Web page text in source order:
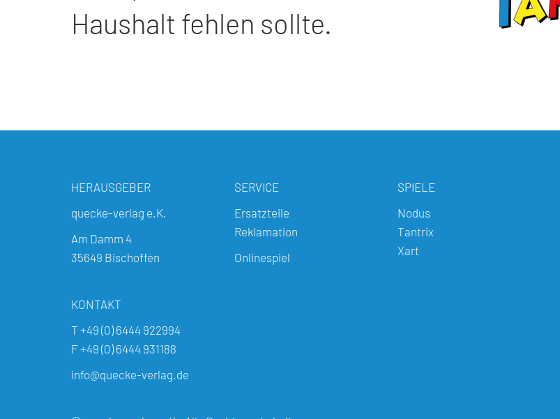
Haushalt fehlen sollte.
HERAUSGEBER
quecke-verlag e.K.
Am Damm 4
35649 Bischoffen
KONTAKT
T +49 (0) 6444 922994
F +49 (0) 6444 931188
info@quecke-verlag.de
SERVICE
Ersatzteile
Reklamation
Onlinespiel
SPIELE
Nodus
Tantrix
Xart